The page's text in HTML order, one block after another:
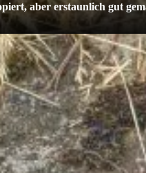
aber erstaunlich gut